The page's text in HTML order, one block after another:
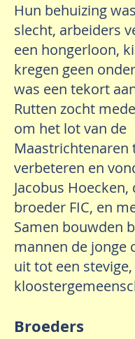
Hun behuizing
slecht, arbeiders
een hongerloon,
kregen geen
was een tekort
Rutten zocht
om het lot van de
Maastrichtenaren
verbeteren en
Jacobus Hoecken,
broeder FIC, en
Samen bouwden
mannen de jonge
uit tot een
Broeders